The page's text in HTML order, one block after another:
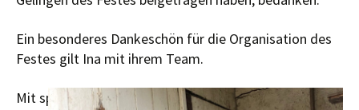
Ein besonderes Dankeschön für die Organisation des
Festes gilt Ina mit ihrem Team.
Mit sportlichem Gruß Petra